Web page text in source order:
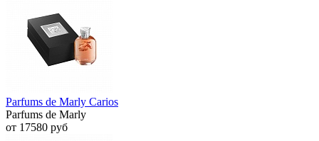
Parfums de Marly Carios
Parfums de Marly
от 17580 руб